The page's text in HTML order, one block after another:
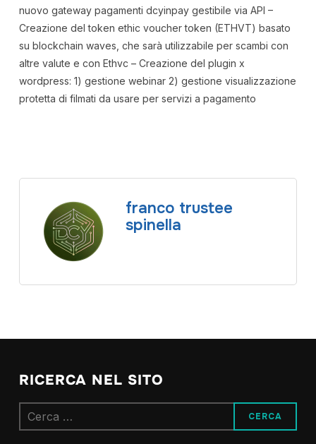
nuovo gateway pagamenti dcyinpay gestibile via API –
Creazione del token ethic voucher token (ETHVT) basato
su blockchain waves, che sarà utilizzabile per scambi con
altre valute e con Ethvc – Creazione del plugin x
wordpress: 1) gestione webinar 2) gestione visualizzazione
protetta di filmati da usare per servizi a pagamento
franco trustee
spinella
RICERCA NEL SITO
Ricerca
per: